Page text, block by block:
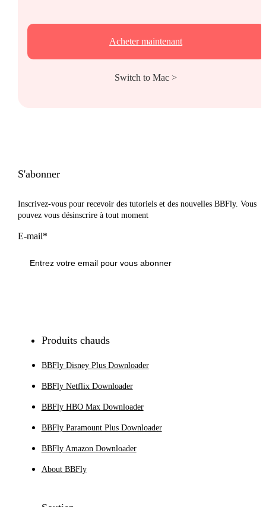
Acheter maintenant
Switch to Mac >
S'abonner
Inscrivez-vous pour recevoir des tutoriels et des nouvelles BBFly. Vous
pouvez vous désinscrire à tout moment
E-mail*
Produits chauds
BBFly Disney Plus Downloader
BBFly Netflix Downloader
BBFly HBO Max Downloader
BBFly Paramount Plus Downloader
BBFly Amazon Downloader
About BBFly